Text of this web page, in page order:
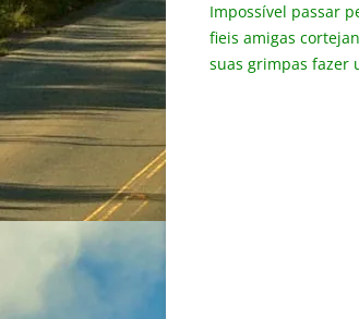
Impossível passar
fieis amigas
suas grimpas fazer